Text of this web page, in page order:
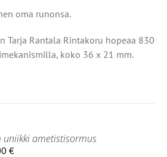
oma runonsa.
Tarja Rantala Rintakoru hopeaa 830
koko 36 x 21 mm.
uniikki ametistisormus
€